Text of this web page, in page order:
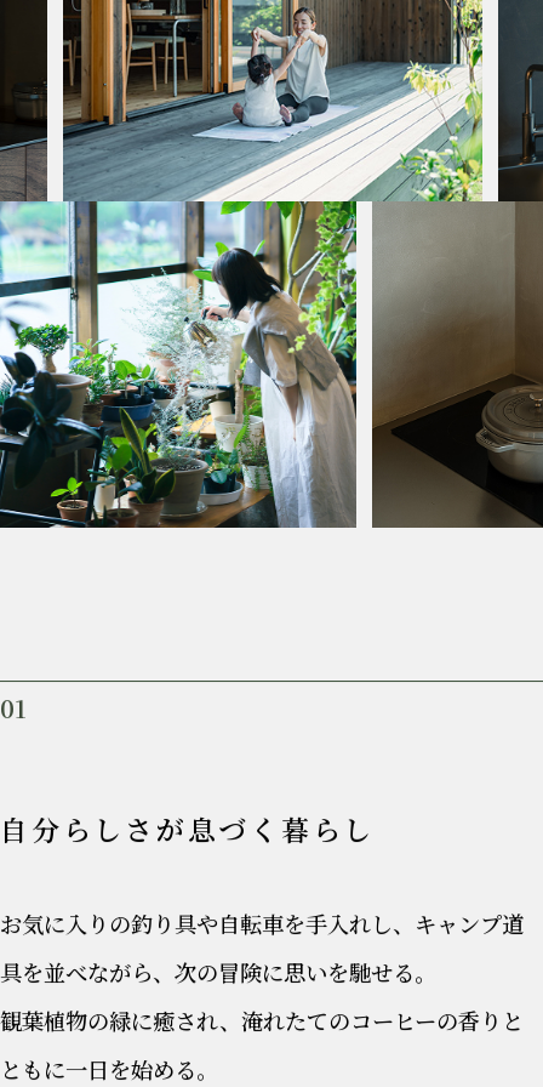
01
自分らしさが息づく暮らし
お気に入りの釣り具や自転車を手入れし、キャンプ道
具を並べながら、次の冒険に思いを馳せる。
観葉植物の緑に癒され、淹れたてのコーヒーの香りと
ともに一日を始める。